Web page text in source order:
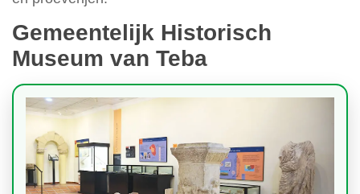
Gemeentelijk Historisch
Museum van Teba